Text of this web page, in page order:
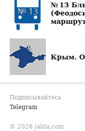
№ 13
Крым.
Подписывайтесь
Telegram
© 2026 jalita.com